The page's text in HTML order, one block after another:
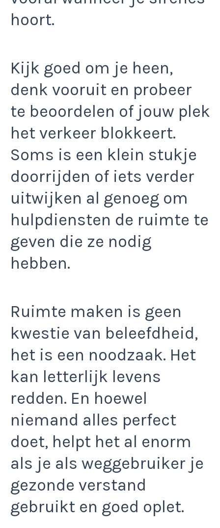
hoort.
Kijk goed om je heen,
denk vooruit en probeer
te beoordelen of jouw plek
het verkeer blokkeert.
Soms is een klein stukje
doorrijden of iets verder
uitwijken al genoeg om
hulpdiensten de ruimte te
geven die ze nodig
hebben.
Ruimte maken is geen
kwestie van beleefdheid,
het is een noodzaak. Het
kan letterlijk levens
redden. En hoewel
niemand alles perfect
doet, helpt het al enorm
als je als weggebruiker je
gezonde verstand
gebruikt en goed oplet.